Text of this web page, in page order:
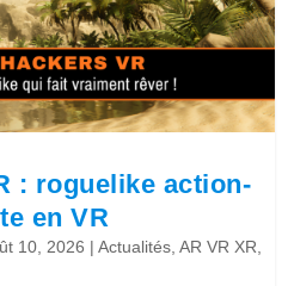
: roguelike action-
en VR
10, 2026 |Actualités,AR VR XR,